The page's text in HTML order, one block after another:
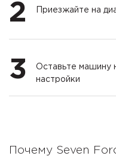
2 Приезжайте на
3
Оставьте машину
настройки
Почему Seven